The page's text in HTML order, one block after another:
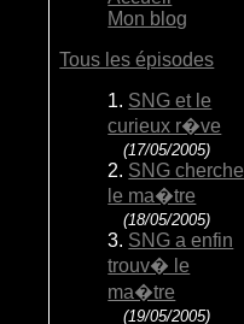
Mon blog
Tous les épisodes
1. SNG et le
curieux r�ve
(17/05/2005)
2. SNG cherche
le ma�tre
(18/05/2005)
3. SNG a enfin
trouv� le
ma�tre
(19/05/2005)